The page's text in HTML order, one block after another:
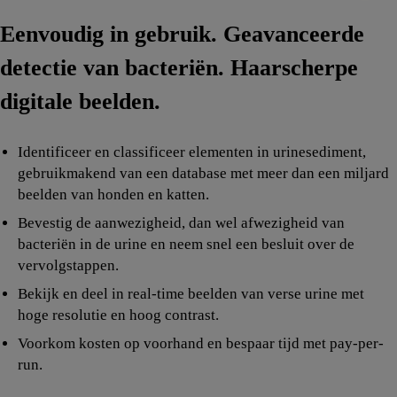
Eenvoudig in gebruik. Geavanceerde
detectie van bacteriën. Haarscherpe
digitale beelden.
Identificeer en classificeer elementen in urinesediment,
gebruikmakend van een database met meer dan een miljard
beelden van honden en katten.
Bevestig de aanwezigheid, dan wel afwezigheid van
bacteriën in de urine en neem snel een besluit over de
vervolgstappen.
Bekijk en deel in real-time beelden van verse urine met
hoge resolutie en hoog contrast.
Voorkom kosten op voorhand en bespaar tijd met pay-per-
run.